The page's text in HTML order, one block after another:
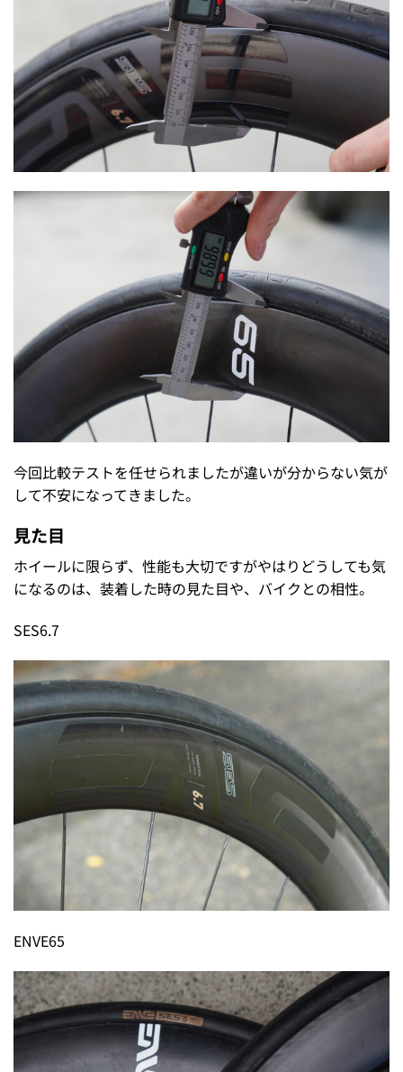
今回比較テストを任せられましたが違いが分からない気が
して不安になってきました。
見た目
ホイールに限らず、性能も大切ですがやはりどうしても気
になるのは、装着した時の見た目や、バイクとの相性。
SES6.7
ENVE65